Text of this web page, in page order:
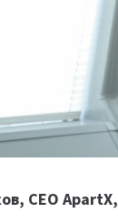
CEO ApartX,